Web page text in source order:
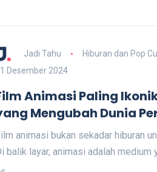
Jadi Tahu
Hiburan dan Pop
Desember 2024
Animasi Paling
Mengubah Dunia
animasi bukan sekadar hiburan
balik layar, animasi adalah medium